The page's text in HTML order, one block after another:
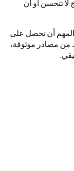
لا تتحسن أو أن
المهم أن تحصل على
من مصادر موثوقة،